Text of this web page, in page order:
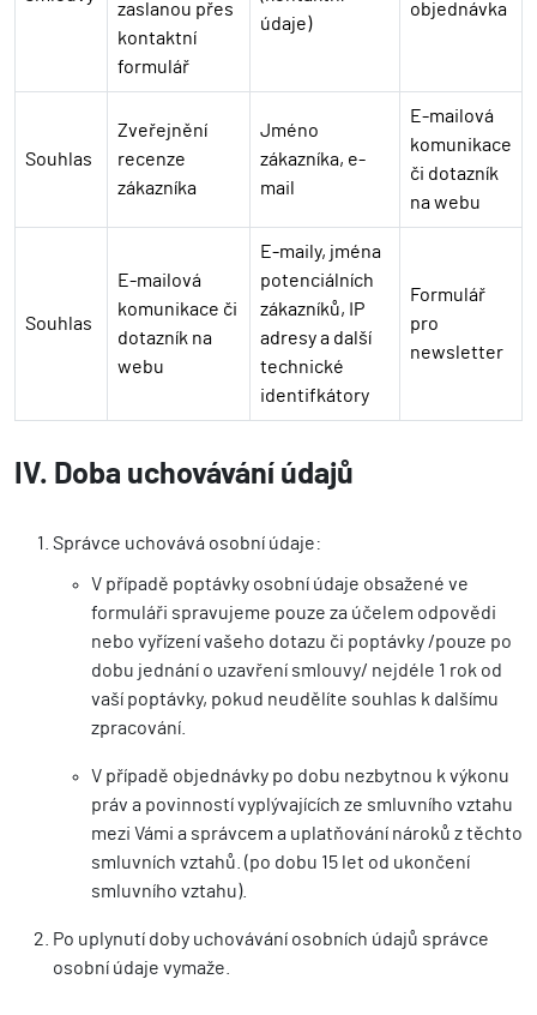
zaslanou přes
kontaktní
formulář
údaje)
objednávka
Souhlas
Zveřejnění
recenze
zákazníka
Jméno
zákazníka, e-
mail
E-mailová
komunikace
či dotazník
na webu
Souhlas
E-mailová
komunikace či
dotazník na
webu
E-maily, jména
potenciálních
zákazníků, IP
adresy a další
technické
identifkátory
Formulář
pro
newsletter
IV. Doba uchovávání údajů
Správce uchovává osobní údaje:
V případě poptávky osobní údaje obsažené ve
formuláři spravujeme pouze za účelem odpovědi
nebo vyřízení vašeho dotazu či poptávky /pouze po
dobu jednání o uzavření smlouvy/ nejdéle 1 rok od
vaší poptávky, pokud neudělíte souhlas k dalšímu
zpracování.
V případě objednávky po dobu nezbytnou k výkonu
práv a povinností vyplývajících ze smluvního vztahu
mezi Vámi a správcem a uplatňování nároků z těchto
smluvních vztahů. (po dobu 15 let od ukončení
smluvního vztahu).
Po uplynutí doby uchovávání osobních údajů správce
osobní údaje vymaže.